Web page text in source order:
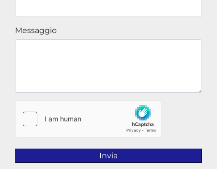
Messaggio
Invia